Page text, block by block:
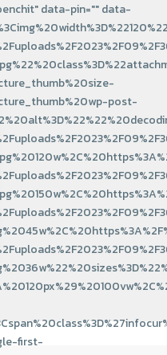
data-pin="" data-
post-
first-